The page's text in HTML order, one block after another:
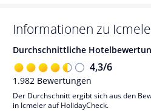
Informationen zu
Durchschnittliche
4,3/6
1.982 Bewertungen
Der Durchschnitt ergibt sich aus den
in Icmeler auf HolidayCheck.